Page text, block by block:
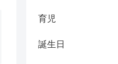
育児
誕生日